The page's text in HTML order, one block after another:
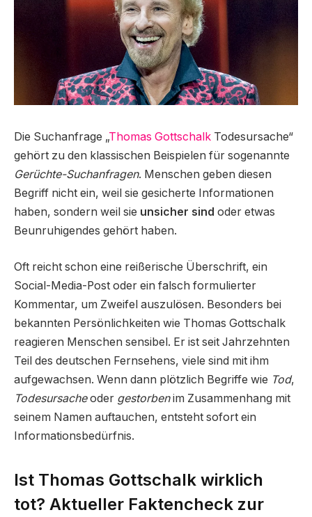
Die Suchanfrage „Thomas Gottschalk Todesursache“
gehört zu den klassischen Beispielen für sogenannte
Gerüchte-Suchanfragen. Menschen geben diesen
Begriff nicht ein, weil sie gesicherte Informationen
haben, sondern weil sie unsicher sind oder etwas
Beunruhigendes gehört haben.
Oft reicht schon eine reißerische Überschrift, ein
Social-Media-Post oder ein falsch formulierter
Kommentar, um Zweifel auszulösen. Besonders bei
bekannten Persönlichkeiten wie Thomas Gottschalk
reagieren Menschen sensibel. Er ist seit Jahrzehnten
Teil des deutschen Fernsehens, viele sind mit ihm
aufgewachsen. Wenn dann plötzlich Begriffe wie Tod,
Todesursacheoder gestorbenim Zusammenhang mit
seinem Namen auftauchen, entsteht sofort ein
Informationsbedürfnis.
Ist Thomas Gottschalk wirklich
tot? Aktueller Faktencheck zur